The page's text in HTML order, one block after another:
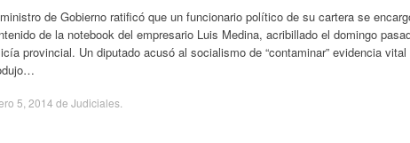
de Gobierno ratificó que un funcionario político de su cartera se
de la notebook del empresario Luis Medina, acribillado el domingo
provincial. Un diputado acusó al socialismo de “contaminar” evidencia
5, 2014 de Judiciales